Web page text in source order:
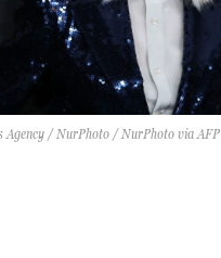
Agency / NurPhoto / NurPhoto via AFP